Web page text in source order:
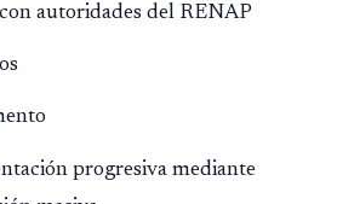
autoridades del RENAP
progresiva mediante